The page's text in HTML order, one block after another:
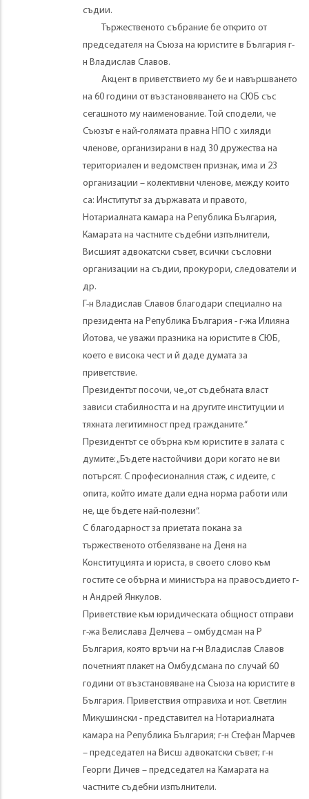
съдии.
Тържественото събрание бе открито от
председателя на Съюза на юристите в България г-
н Владислав Славов.
Акцент в приветствието му бе и навършването
на 60 години от възстановяването на СЮБ със
сегашното му наименование. Той сподели, че
Съюзът е най-голямата правна НПО с хиляди
членове, организирани в над 30 дружества на
териториален и ведомствен признак, има и 23
организации – колективни членове, между които
са: Институтът за държавата и правото,
Нотариалната камара на Република България,
Камарата на частните съдебни изпълнители,
Висшият адвокатски съвет, всички съсловни
организации на съдии, прокурори, следователи и
др.
Г-н Владислав Славов благодари специално на
президента на Република България - г-жа Илияна
Йотова, че уважи празника на юристите в СЮБ,
което е висока чест и й даде думата за
приветствие.
Президентът посочи, че „от съдебната власт
зависи стабилността и на другите институции и
тяхната легитимност пред гражданите.“
Президентът се обърна към юристите в залата с
думите: „Бъдете настойчиви дори когато не ви
потърсят. С професионалния стаж, с идеите, с
опита, който имате дали една норма работи или
не, ще бъдете най-полезни“.
С благодарност за приетата покана за
тържественото отбелязване на Деня на
Конституцията и юриста, в своето слово към
гостите се обърна и министъра на правосъдието г-
н Андрей Янкулов.
Приветствие към юридическата общност отправи
г-жа Велислава Делчева – омбудсман на Р
България, която връчи на г-н Владислав Славов
почетният плакет на Омбудсмана по случай 60
години от възстановяване на Съюза на юристите в
България. Приветствия отправиха и нот. Светлин
Микушински - представител на Нотариалната
камара на Република България; г-н Стефан Марчев
– председател на Висш адвокатски съвет; г-н
Георги Дичев – председател на Камарата на
частните съдебни изпълнители.